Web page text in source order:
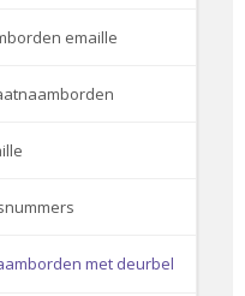
emaille
met deurbel